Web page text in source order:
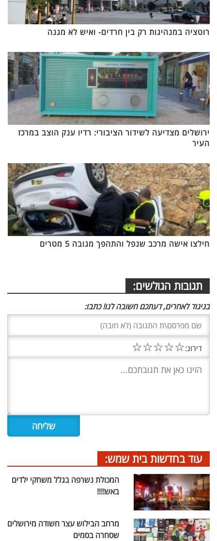
רוטציה במנהיגות רק בין חרדים- ואיש לא מגנה
ירושלים מצדיעה לשידור הציבורי: רדיו ענק הוצב במרכז
העיר
חילצו אישה מרכב שנפל והתהפך מגובה 5 מטרים
תגובות הגולשים:
בניגוד לאחרים, דעתכם חשובה לנו! כתבו:
דירוג:☆
☆
☆
☆
☆
עוד בחדשות בית שמש:
המכולת נשרפה בגלל משחקי ילדים
באש!!!!
מרחב הבילוש עצר חשודה מירושלים
שסחרה בסמים